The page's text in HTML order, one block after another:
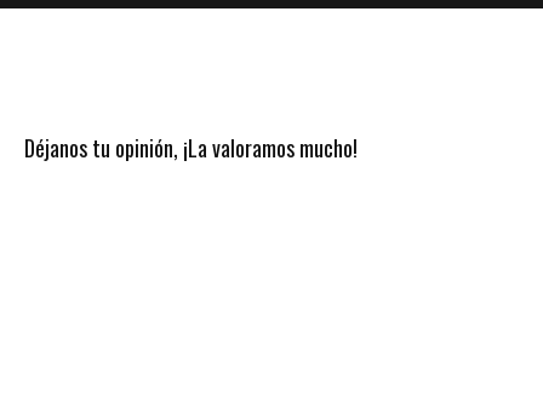
Déjanos tu opinión, ¡La valoramos mucho!